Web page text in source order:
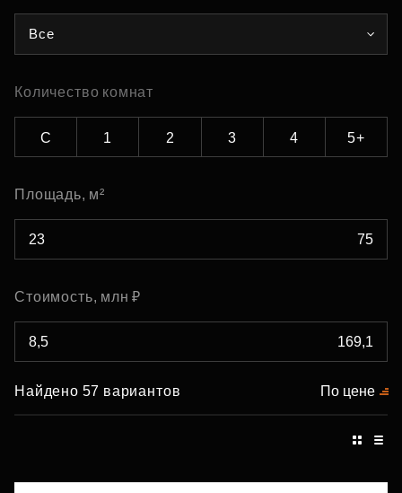
Все
Количество комнат
С 1 2 3 4 5+
Площадь, м²
Стоимость, млн ₽
Найдено 57 вариантов По цене